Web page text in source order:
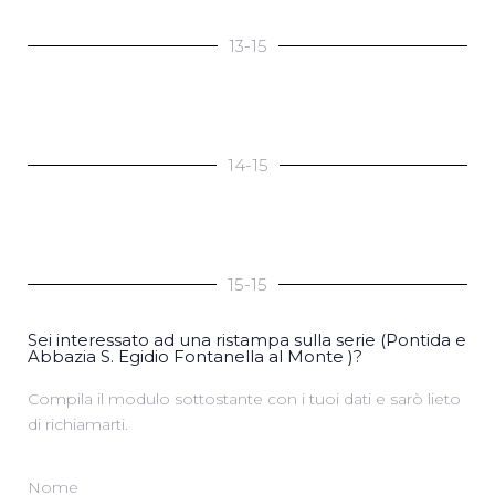
13-15
14-15
15-15
Sei interessato ad una ristampa sulla serie (Pontida e
Abbazia S. Egidio Fontanella al Monte )?
Compila il modulo sottostante con i tuoi dati e sarò lieto
di richiamarti.
Nome